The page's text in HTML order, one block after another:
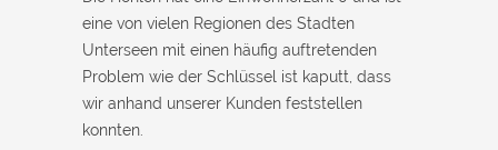
eine von vielen Regionen des Stadten
Unterseen mit einen häufig auftretenden
Problem wie der Schlüssel ist kaputt, dass
wir anhand unserer Kunden feststellen
konnten.